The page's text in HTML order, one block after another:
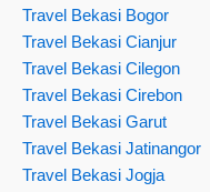
Travel Bekasi Bogor
Travel Bekasi Cianjur
Travel Bekasi Cilegon
Travel Bekasi Cirebon
Travel Bekasi Garut
Travel Bekasi Jatinangor
Travel Bekasi Jogja